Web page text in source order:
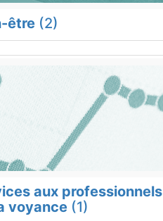
être (2)
aux professionnels
voyance (1)